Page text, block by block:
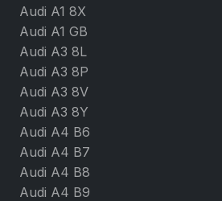
Audi A1 8X
Audi A1 GB
Audi A3 8L
Audi A3 8P
Audi A3 8V
Audi A3 8Y
Audi A4 B6
Audi A4 B7
Audi A4 B8
Audi A4 B9